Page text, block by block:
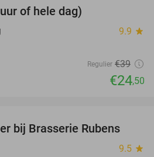
of hele dag)
9.9 star
Regulier €39
€24,50
42%
bij Brasserie Rubens
9.5 star